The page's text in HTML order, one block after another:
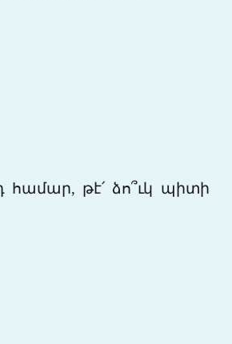
թէ՛ ձո՞ւկ պիտի